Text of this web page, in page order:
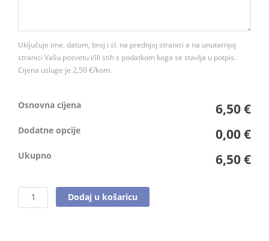
Uključuje ime, datum, broj i sl. na prednjoj stranici a na unutarnjoj
stranici Vašu posvetu i/ili stih s podatkom koga se stavlja u potpis.
Cijena usluge je 2,50 €/kom.
Osnovna cijena 6,50 €
Dodatne opcije 0,00 €
Ukupno 6,50 €
Dodaj u košaricu